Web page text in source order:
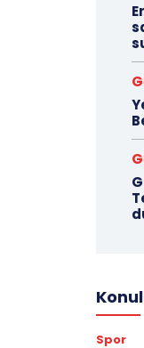
Spor